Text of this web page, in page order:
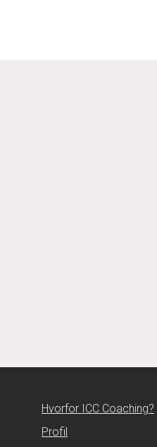
Hvorfor ICC Coaching?
Profil